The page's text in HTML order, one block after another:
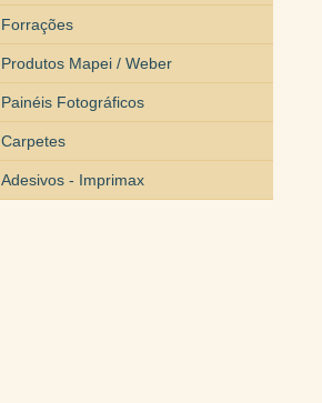
Forrações
Produtos Mapei / Weber
Painéis Fotográficos
Carpetes
Adesivos - Imprimax